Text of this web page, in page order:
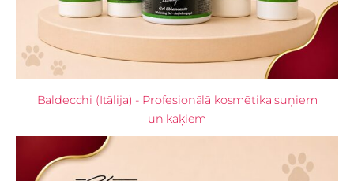
Baldecchi (Itālija) - Profesionālā kosmētika suņiem
un kaķiem